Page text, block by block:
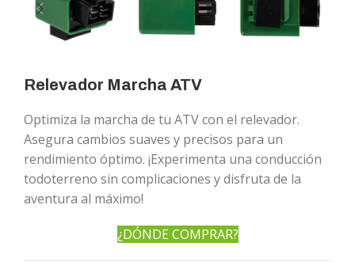
Relevador Marcha ATV
Optimiza la marcha de tu ATV con el relevador.
Asegura cambios suaves y precisos para un
rendimiento óptimo. ¡Experimenta una conducción
todoterreno sin complicaciones y disfruta de la
aventura al máximo!
¿DÓNDE COMPRAR?